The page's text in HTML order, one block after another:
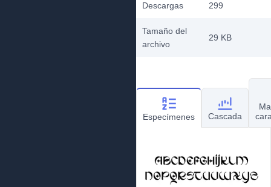
Descargas
299
Tamaño del
archivo
29 KB
Especímenes Cascada